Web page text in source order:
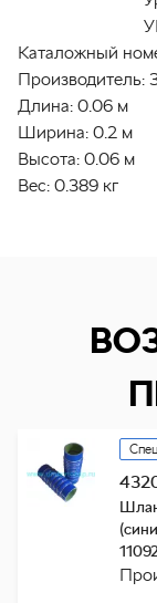
Каталожный
Производитель:
Длина: 0.06 м
Ширина: 0.2 м
Высота: 0.06 м
Вес: 0.389 кг